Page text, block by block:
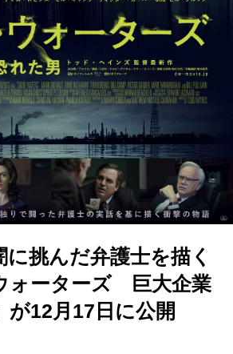
に挑んだ弁護士を描く
ォーターズ 巨大企業
が12月17日に公開